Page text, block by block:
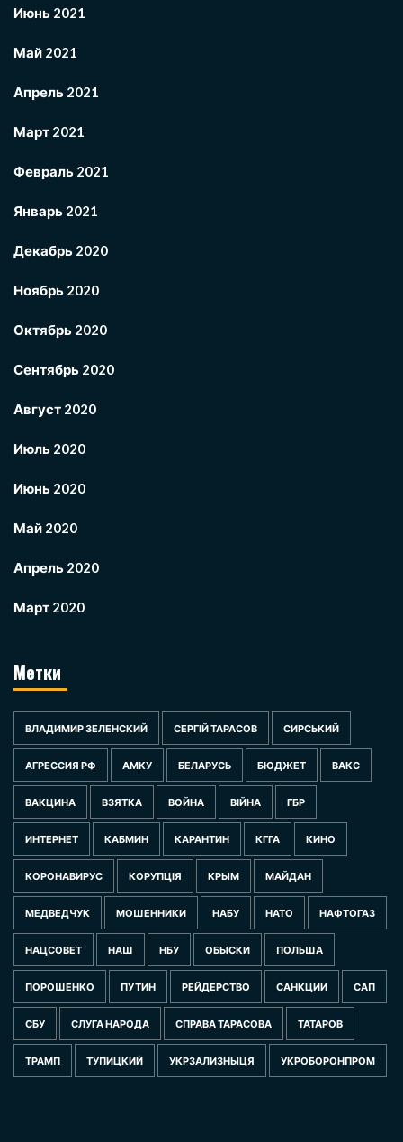
Июнь 2021
Май 2021
Апрель 2021
Март 2021
Февраль 2021
Январь 2021
Декабрь 2020
Ноябрь 2020
Октябрь 2020
Сентябрь 2020
Август 2020
Июль 2020
Июнь 2020
Май 2020
Апрель 2020
Март 2020
Метки
ВЛАДИМИР ЗЕЛЕНСКИЙ СЕРГІЙ ТАРАСОВ СИРСЬКИЙ
АГРЕССИЯ РФ АМКУ БЕЛАРУСЬ БЮДЖЕТ ВАКС
ВАКЦИНА ВЗЯТКА ВОЙНА ВІЙНА ГБР
ИНТЕРНЕТ КАБМИН КАРАНТИН КГГА КИНО
КОРОНАВИРУС КОРУПЦІЯ КРЫМ МАЙДАН
МЕДВЕДЧУК МОШЕННИКИ НАБУ НАТО НАФТОГАЗ
НАЦСОВЕТ НАШ НБУ ОБЫСКИ ПОЛЬША
ПОРОШЕНКО ПУТИН РЕЙДЕРСТВО САНКЦИИ САП
СБУ СЛУГА НАРОДА СПРАВА ТАРАСОВА ТАТАРОВ
ТРАМП ТУПИЦКИЙ УКРЗАЛИЗНЫЦЯ УКРОБОРОНПРОМ